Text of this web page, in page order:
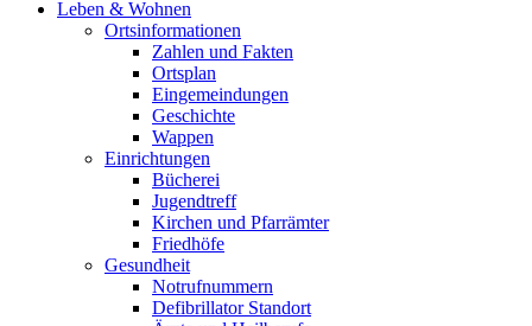
Leben & Wohnen
Ortsinformationen
Zahlen und Fakten
Ortsplan
Eingemeindungen
Geschichte
Wappen
Einrichtungen
Bücherei
Jugendtreff
Kirchen und Pfarrämter
Friedhöfe
Gesundheit
Notrufnummern
Defibrillator Standort